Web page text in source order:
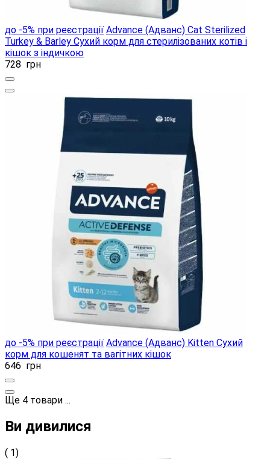
до -5% при реєстрації Advance (Адванс) Cat Sterilized
Turkey & Barley Сухий корм для стерилізованих котів і
кішок з індичкою
728 грн
до -5% при реєстрації Advance (Адванс) Kitten Сухий
корм для кошенят та вагітних кішок
646 грн
Ще 4 товари ...
Ви дивилися
( 1)